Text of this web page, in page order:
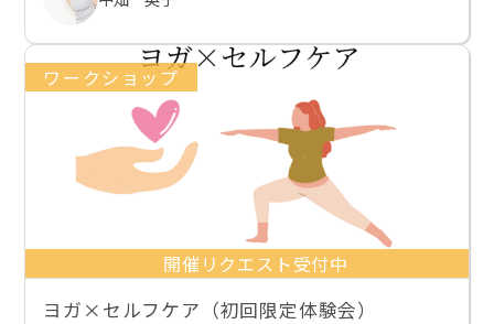
ワークショップ
開催リクエスト受付中
ヨガ×セルフケア（初回限定体験会）